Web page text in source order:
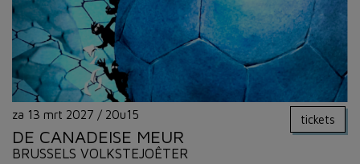
za 13 mrt 2027 / 20u15 tickets
DE CANADEISE MEUR
BRUSSELS VOLKSTEJOÊTER